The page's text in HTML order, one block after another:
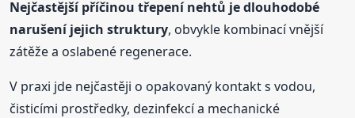
Nejčastější příčinou třepení nehtů je dlouhodobé
narušení jejich struktury, obvykle kombinací vnější
zátěže a oslabené regenerace.
V praxi jde nejčastěji o opakovaný kontakt s vodou,
čisticími prostředky, dezinfekcí a mechanické